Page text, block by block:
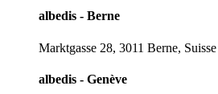
albedis - Berne
Marktgasse 28, 3011 Berne, Suisse
albedis - Genève